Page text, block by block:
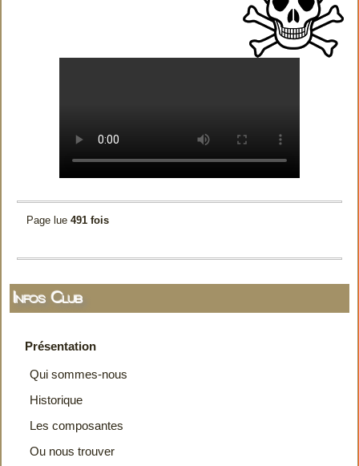
Infos Club
Présentation
Qui sommes-nous
Historique
Les composantes
Ou nous trouver
Page lue 491 fois